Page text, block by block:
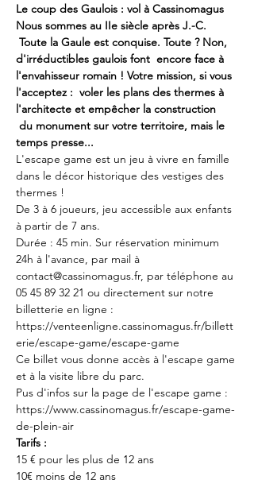
Le coup des Gaulois : vol à Cassinomagus
Nous sommes au IIe siècle après J.-C.
Toute la Gaule est conquise. Toute ? Non,
d'irréductibles gaulois font  encore face à
l'envahisseur romain ! Votre mission, si vous
l'acceptez :  voler les plans des thermes à
l'architecte et empêcher la construction
du monument sur votre territoire, mais le
temps presse...
L'escape game est un jeu à vivre en famille
dans le décor historique des vestiges des
thermes !
De 3 à 6 joueurs, jeu accessible aux enfants
à partir de 7 ans.
Durée : 45 min. Sur réservation minimum
24h à l'avance, par mail à
contact@cassinomagus.fr, par téléphone au
05 45 89 32 21 ou directement sur notre
billetterie en ligne :
https://venteenligne.cassinomagus.fr/billett
erie/escape-game/escape-game
Ce billet vous donne accès à l'escape game
et à la visite libre du parc.
Pus d'infos sur la page de l'escape game :
https://www.cassinomagus.fr/escape-game-
de-plein-air
Tarifs :
15 € pour les plus de 12 ans
10€ moins de 12 ans